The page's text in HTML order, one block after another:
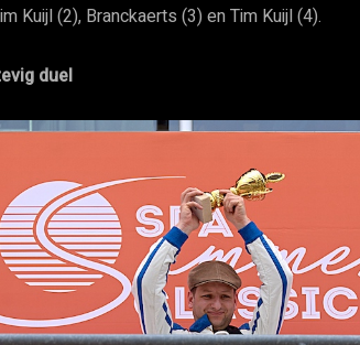
Kuijl (2), Branckaerts (3) en Tim Kuijl (4).
duel